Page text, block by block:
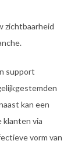
zichtbaarheid
support
kan een
klanten via
vorm van